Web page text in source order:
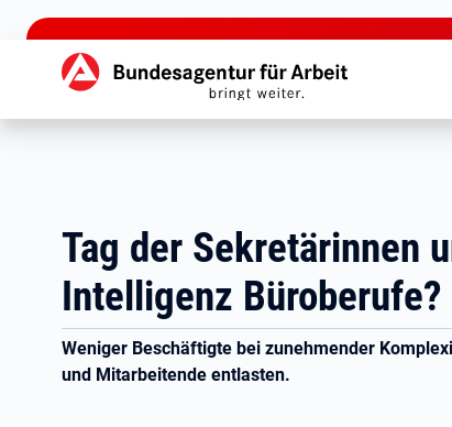
zu den Hauptinhalten springen
Hauptnavigation
Tag der Sekretärinnen
Intelligenz Büroberufe?
Weniger Beschäftigte bei zunehmender
und Mitarbeitende entlasten.